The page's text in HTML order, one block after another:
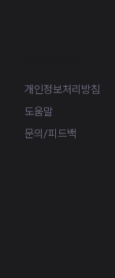
개인정보처리방침
도움말
문의/피드백